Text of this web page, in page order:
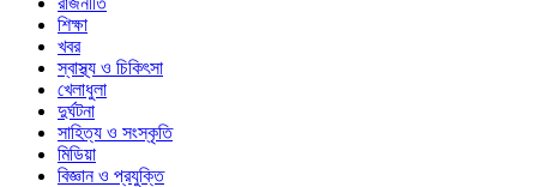
শিক্ষা
খবর
স্বাস্থ্য ও চিকিৎসা
খেলাধুলা
দুর্ঘটনা
সাহিত্য ও সংস্কৃতি
মিডিয়া
বিজ্ঞান ও প্রযুক্তি